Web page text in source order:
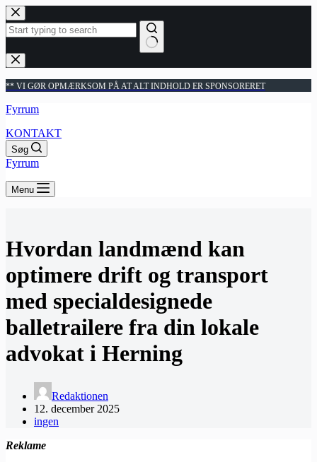
Fortsæt
til
indhold
Ingen
resultater
** VI GØR OPMÆRKSOM PÅ AT ALT INDHOLD ER SPONSORERET
Fyrrum
KONTAKT
Søg
Fyrrum
Menu
Hvordan landmænd kan
optimere drift og transport
med specialdesignede
balletrailere fra din lokale
advokat i Herning
Redaktionen
12. december 2025
ingen
Reklame